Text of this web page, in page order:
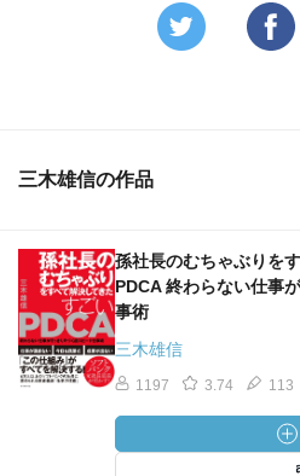
三木雄信の作品
孫社長のむちゃぶりを
PDCA 終わらない仕事
事術
三木雄信
1197 3.74 113